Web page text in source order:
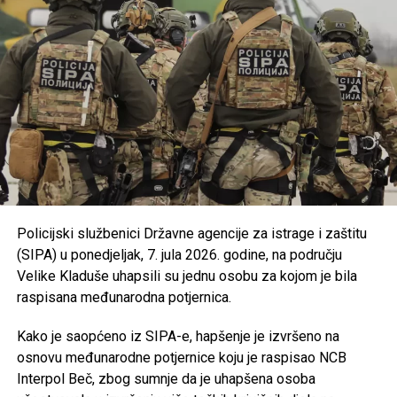
Usvojena je nova odluka kojom se uređuju uslovi i
kriteriji za ostvarivanje prava na prednost pri
zapošljavanju i zadržavanju na poslu pripadnika
branilačkih kategorija.
Podržan je projekat Osnovne škole “Jezerski” iz
Bosanske Krupe, koji se realizuje u saradnji s
UNDP-om u okviru aktivnosti zelene tranzicije u
Bosni i Hercegovini.
Bihaćko muftijstvo i Ilmijju u ukupnom iznosu od
147.000 KM.
Iz Vlade USK poručuju da će i u narednom periodu
obrazovanja, podršku boračkoj populaciji, razvoj
turizma i poboljšanje kvaliteta života građana
Unsko-sanskog kantona.
Policijski službenici Državne agencije za istrage i zaštitu
(SIPA) u ponedjeljak, 7. jula 2026. godine, na području
Velike Kladuše uhapsili su jednu osobu za kojom je bila
raspisana međunarodna potjernica.
Kako je saopćeno iz SIPA-e, hapšenje je izvršeno na
osnovu međunarodne potjernice koju je raspisao NCB
Interpol Beč, zbog sumnje da je uhapšena osoba